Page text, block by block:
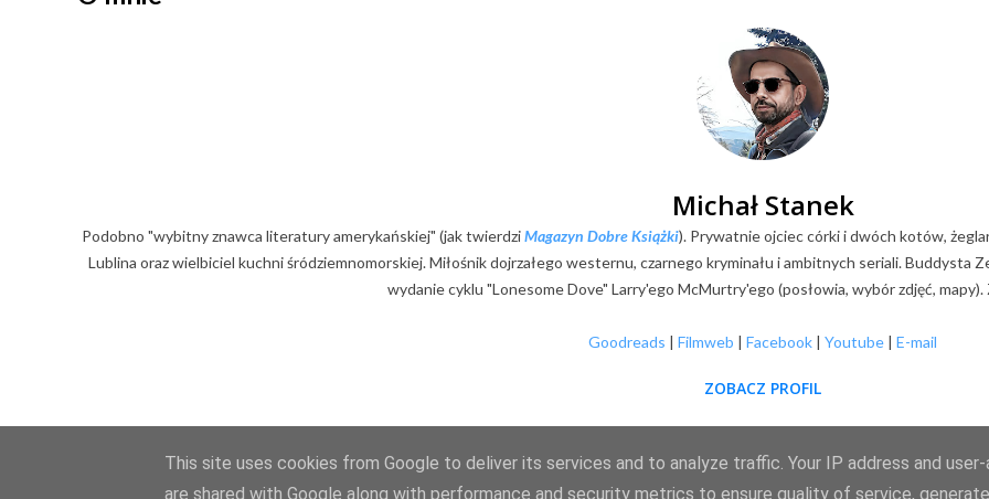
Michał Stanek
Podobno "wybitny znawca literatury amerykańskiej" (jak twierdziMagazyn Dobre Książki). Prywatnie ojciec córki i dwóch kotów,
Lublina oraz wielbiciel kuchni śródziemnomorskiej. Miłośnik dojrzałego westernu, czarnego kryminału i ambitnych seriali.
wydanie cyklu "Lonesome Dove" Larry'ego McMurtry'ego (posłowia, wybór zdjęć,
Goodreads | Filmweb | Facebook | Youtube | E-mail
ZOBACZ PROFIL
Obsługiwane przez usługę Blogger
This site uses cookies from Google to deliver its services and to analyze traffic. Your IP address and
are shared with Google along with performance and security metrics to ensure quality of service,